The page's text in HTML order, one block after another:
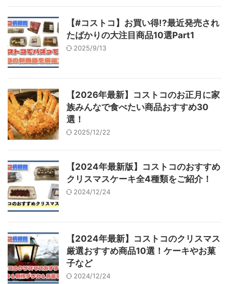
【#コストコ】お買い得!?最近発売され
たばかりの大注目商品10選Part1
2025/9/13
【2026年最新】コストコのお正月に家
族みんなで食べたい商品おすすめ30
選！
2025/12/22
【2024年最新版】コストコのおすすめ
クリスマスケーキ全4種類をご紹介！
2024/12/24
【2024年最新】コストコのクリスマス
厳選おすすめ商品10選！ケーキやお菓
子など
2024/12/24